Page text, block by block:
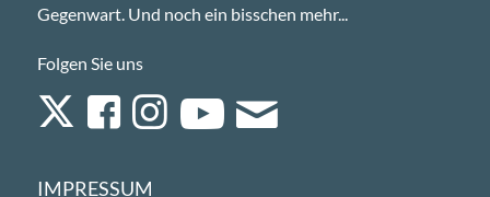
Gegenwart. Und noch ein bisschen mehr...
Folgen Sie uns
IMPRESSUM